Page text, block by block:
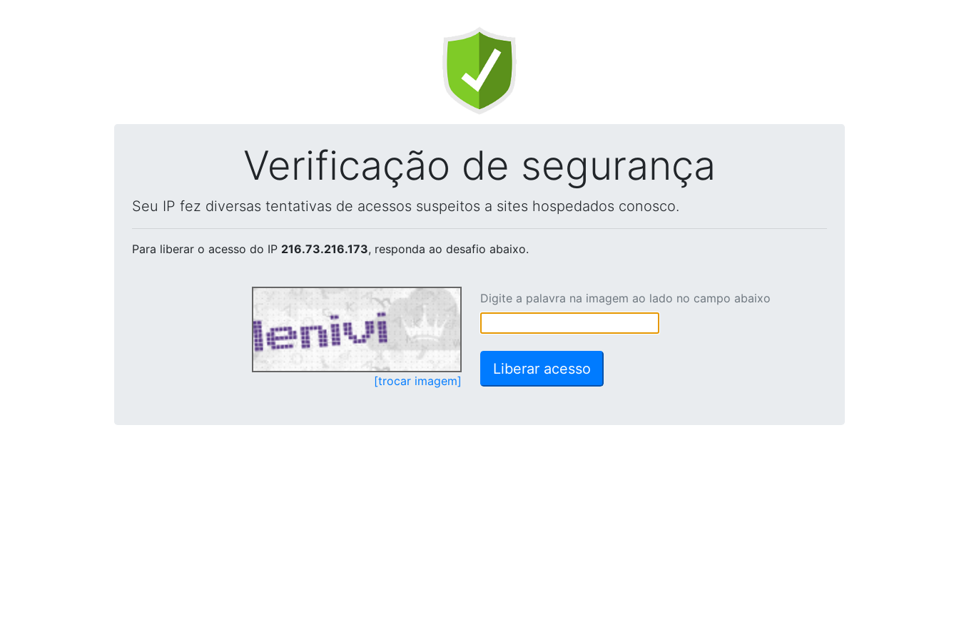
Verificação de segurança
Seu IP fez diversas tentativas de acessos suspeitos a sites hospedados conosco.
Para liberar o acesso do IP 216.73.216.173, responda ao desafio abaixo.
[trocar imagem]
Digite a palavra na imagem ao lado no campo abaixo